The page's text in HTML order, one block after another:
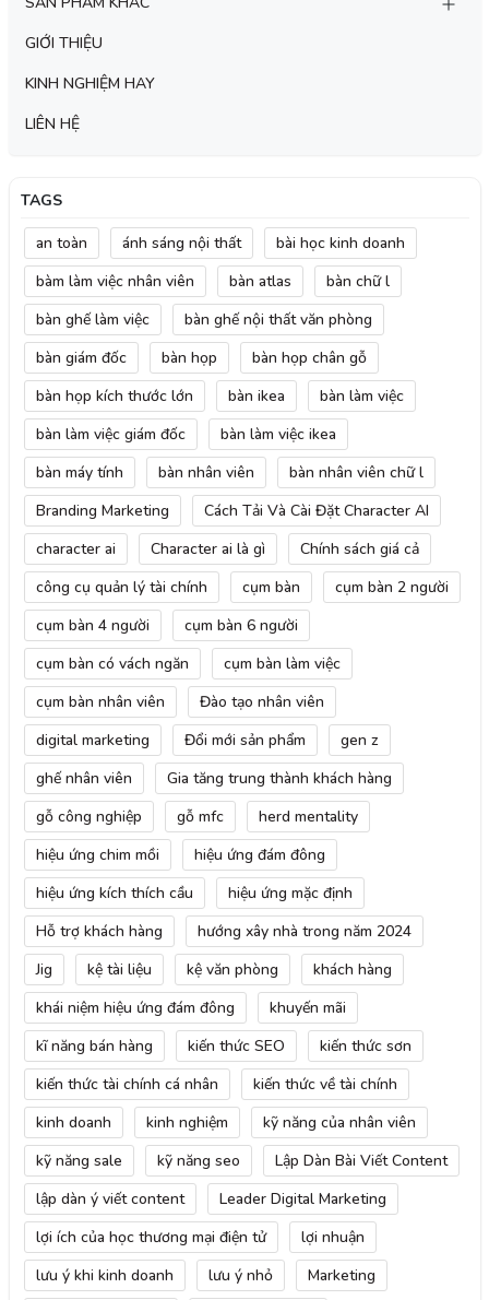
GIỚI THIỆU
KINH NGHIỆM HAY
LIÊN HỆ
TAGS
an toàn ánh sáng nội thất
bài học kinh doanh
bàm làm việc nhân viên
bàn atlas
bàn chữ l
bàn ghế làm việc
bàn ghế nội thất văn phòng
bàn giám đốc
bàn họp
bàn họp chân gỗ
bàn họp kích thước lớn
bàn ikea
bàn làm việc
bàn làm việc giám đốc
bàn làm việc ikea
bàn máy tính
bàn nhân viên
bàn nhân viên chữ l
Branding Marketing
Cách Tải Và Cài Đặt Character AI
character ai
Character ai là gì
Chính sách giá cả
công cụ quản lý tài chính
cụm bàn
cụm bàn 2 người
cụm bàn 4 người
cụm bàn 6 người
cụm bàn có vách ngăn
cụm bàn làm việc
cụm bàn nhân viên
Đào tạo nhân viên
digital marketing
Đổi mới sản phẩm
gen z
ghế nhân viên
Gia tăng trung thành khách hàng
gỗ công nghiệp
gỗ mfc
herd mentality
hiệu ứng chim mồi
hiệu ứng đám đông
hiệu ứng kích thích cầu
hiệu ứng mặc định
Hỗ trợ khách hàng
hướng xây nhà trong năm 2024
Jig
kệ tài liệu kệ văn phòng
khách hàng
khái niệm hiệu ứng đám đông
khuyến mãi
kĩ năng bán hàng
kiến thức SEO
kiến thức sơn
kiến thức tài chính cá nhân
kiến thức về tài chính
kinh doanh
kinh nghiệm
kỹ năng của nhân viên
kỹ năng sale
kỹ năng seo
Lập Dàn Bài Viết Content
lập dàn ý viết content
Leader Digital Marketing
lợi ích của học thương mại điện tử
lợi nhuận
lưu ý khi kinh doanh
lưu ý nhỏ Marketing